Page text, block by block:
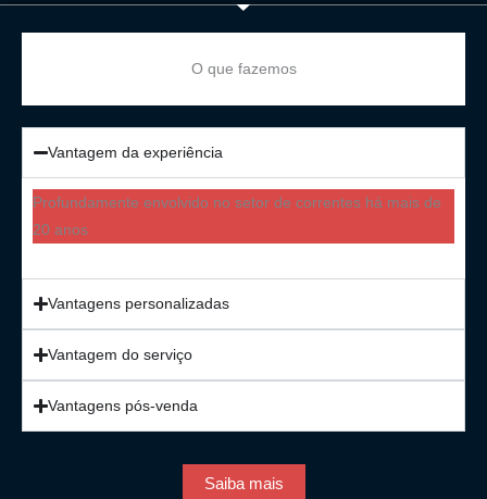
O que fazemos
Vantagem da experiência
Profundamente envolvido no setor de correntes há mais de
20 anos
Vantagens personalizadas
Vantagem do serviço
Vantagens pós-venda
Saiba mais